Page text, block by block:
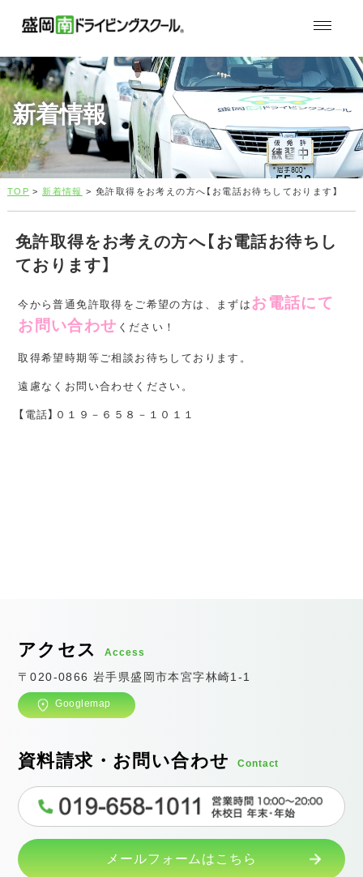
新着情報
TOP > 新着情報 > 免許取得をお考えの方へ【お電話お待ちしております】
免許取得をお考えの方へ【お電話お待ちし
ております】
今から普通免許取得をご希望の方は、まずは お電話にて
お問い合わせ ください！
取得希望時期等ご相談お待ちしております。
遠慮なくお問い合わせください。
【電話】０１９－６５８－１０１１
アクセス Access
〒020-0866 岩手県盛岡市本宮字林崎1-1
Googlemap
資料請求・お問い合わせ Contact
メールフォームはこちら